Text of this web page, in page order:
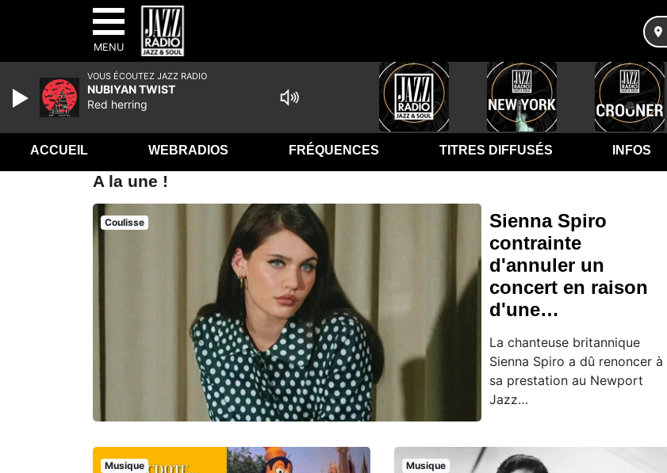
MENU
ACCUEIL WEBRADIOS FRÉQUENCES TITRES DIFFUSÉS INFOS
A la une !
Coulisse
Sienna Spiro
contrainte
d'annuler un
concert en raison
d'une…
La chanteuse britannique
Sienna Spiro a dû renoncer à
sa prestation au Newport
Jazz…
Musique Musique
VOUS ÉCOUTEZ JAZZ RADIO
NUBIYAN TWIST
Red herring